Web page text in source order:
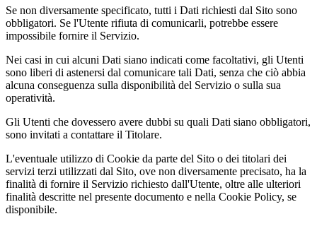
Se non diversamente specificato, tutti i Dati richiesti dal Sito sono
obbligatori. Se l'Utente rifiuta di comunicarli, potrebbe essere
impossibile fornire il Servizio.
Nei casi in cui alcuni Dati siano indicati come facoltativi, gli Utenti
sono liberi di astenersi dal comunicare tali Dati, senza che ciò abbia
alcuna conseguenza sulla disponibilità del Servizio o sulla sua
operatività.
Gli Utenti che dovessero avere dubbi su quali Dati siano obbligatori,
sono invitati a contattare il Titolare.
L'eventuale utilizzo di Cookie da parte del Sito o dei titolari dei
servizi terzi utilizzati dal Sito, ove non diversamente precisato, ha la
finalità di fornire il Servizio richiesto dall'Utente, oltre alle ulteriori
finalità descritte nel presente documento e nella Cookie Policy, se
disponibile.